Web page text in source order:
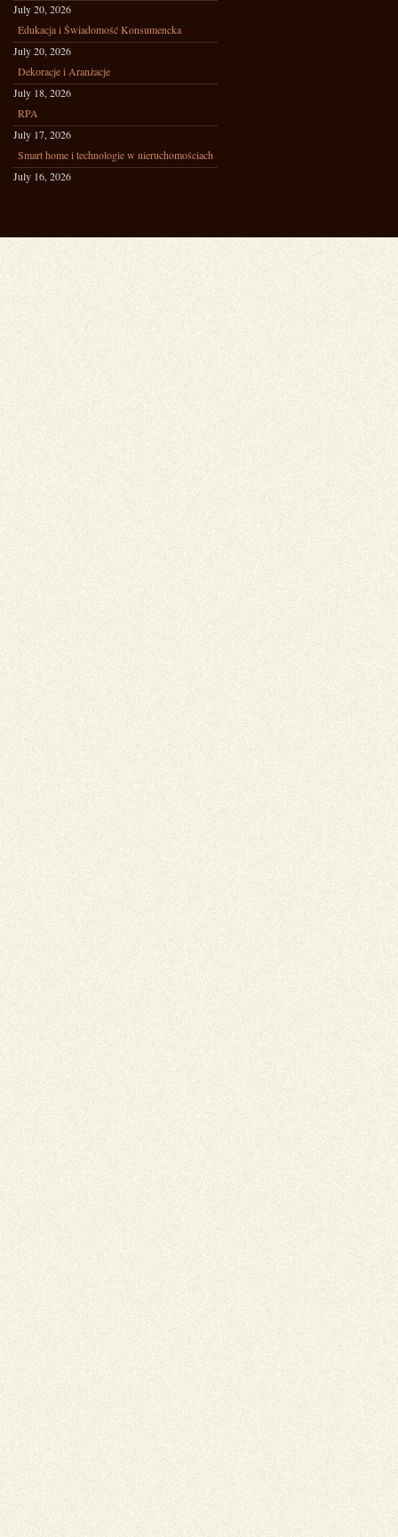
July 20, 2026
Edukacja i Świadomość Konsumencka
July 20, 2026
Dekoracje i Aranżacje
July 18, 2026
RPA
July 17, 2026
Smart home i technologie w nieruchomościach
July 16, 2026